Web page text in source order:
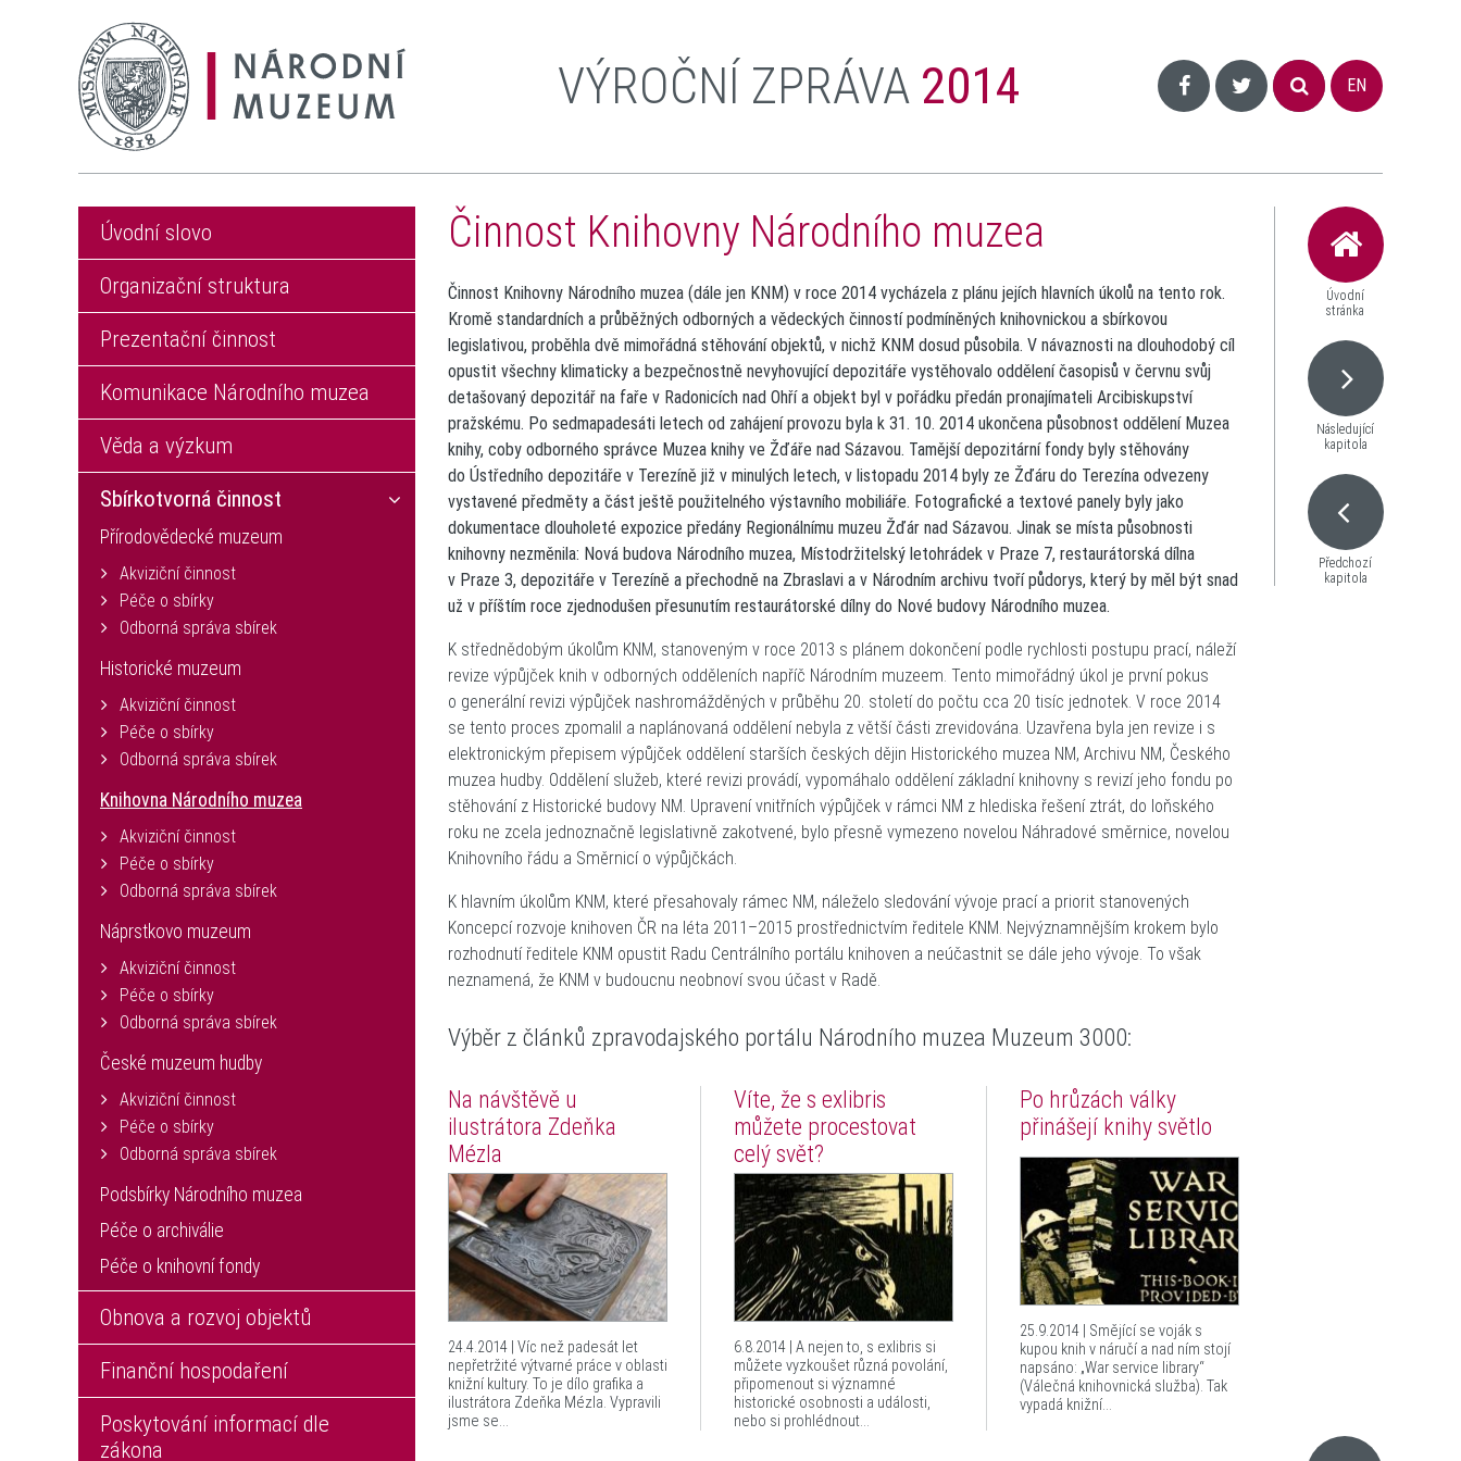
VÝROČNÍ ZPRÁVA 2014 EN
Činnost Knihovny Národního muzea
Činnost Knihovny Národního muzea (dále jen KNM) v roce 2014 vycházela z plánu jejích hlavních úkolů na tento rok.
Kromě standardních a průběžných odborných a vědeckých činností podmíněných knihovnickou a sbírkovou
legislativou, proběhla dvě mimořádná stěhování objektů, v nichž KNM dosud působila. V návaznosti na dlouhodobý cíl
opustit všechny klimaticky a bezpečnostně nevyhovující depozitáře vystěhovalo oddělení časopisů v červnu svůj
detašovaný depozitář na faře v Radonicích nad Ohří a objekt byl v pořádku předán pronajímateli Arcibiskupství
pražskému. Po sedmapadesáti letech od zahájení provozu byla k 31. 10. 2014 ukončena působnost oddělení Muzea
knihy, coby odborného správce Muzea knihy ve Žďáře nad Sázavou. Tamější depozitární fondy byly stěhovány
do Ústředního depozitáře v Terezíně již v minulých letech, v listopadu 2014 byly ze Žďáru do Terezína odvezeny
vystavené předměty a část ještě použitelného výstavního mobiliáře. Fotografické a textové panely byly jako
dokumentace dlouholeté expozice předány Regionálnímu muzeu Žďár nad Sázavou. Jinak se místa působnosti
knihovny nezměnila: Nová budova Národního muzea, Místodržitelský letohrádek v Praze 7, restaurátorská dílna
v Praze 3, depozitáře v Terezíně a přechodně na Zbraslavi a v Národním archivu tvoří půdorys, který by měl být snad
už v příštím roce zjednodušen přesunutím restaurátorské dílny do Nové budovy Národního muzea.
K střednědobým úkolům KNM, stanoveným v roce 2013 s plánem dokončení podle rychlosti postupu prací, náleží
revize výpůjček knih v odborných odděleních napříč Národním muzeem. Tento mimořádný úkol je první pokus
o generální revizi výpůjček nashromážděných v průběhu 20. století do počtu cca 20 tisíc jednotek. V roce 2014
se tento proces zpomalil a naplánovaná oddělení nebyla z větší části zrevidována. Uzavřena byla jen revize i s
elektronickým přepisem výpůjček oddělení starších českých dějin Historického muzea NM, Archivu NM, Českého
muzea hudby. Oddělení služeb, které revizi provádí, vypomáhalo oddělení základní knihovny s revizí jeho fondu po
stěhování z Historické budovy NM. Upravení vnitřních výpůjček v rámci NM z hlediska řešení ztrát, do loňského
roku ne zcela jednoznačně legislativně zakotvené, bylo přesně vymezeno novelou Náhradové směrnice, novelou
Knihovního řádu a Směrnicí o výpůjčkách.
K hlavním úkolům KNM, které přesahovaly rámec NM, náleželo sledování vývoje prací a priorit stanovených
Koncepcí rozvoje knihoven ČR na léta 2011–2015 prostřednictvím ředitele KNM. Nejvýznamnějším krokem bylo
rozhodnutí ředitele KNM opustit Radu Centrálního portálu knihoven a neúčastnit se dále jeho vývoje. To však
neznamená, že KNM v budoucnu neobnoví svou účast v Radě.
Výběr z článků zpravodajského portálu Národního muzea Muzeum 3000:
Na návštěvě u
ilustrátora Zdeňka
Mézla
24.4.2014 | Víc než padesát let
nepřetržité výtvarné práce v oblasti
knižní kultury. To je dílo grafika a
ilustrátora Zdeňka Mézla. Vypravili
jsme se...
Víte, že s exlibris
můžete procestovat
celý svět?
6.8.2014 | A nejen to, s exlibris si
můžete vyzkoušet různá povolání,
připomenout si významné
historické osobnosti a události,
nebo si prohlédnout...
Po hrůzách války
přinášejí knihy světlo
25.9.2014 | Smějící se voják s
kupou knih v náručí a nad ním stojí
napsáno: „War service library“
(Válečná knihovnická služba). Tak
vypadá knižní...
Úvodní
stránka
Následující
kapitola
Předchozí
kapitola
Úvodní slovo
Organizační struktura
Prezentační činnost
Komunikace Národního muzea
Věda a výzkum
Sbírkotvorná činnost
Přírodovědecké muzeum
Akviziční činnost
Péče o sbírky
Odborná správa sbírek
Historické muzeum
Akviziční činnost
Péče o sbírky
Odborná správa sbírek
Knihovna Národního muzea
Akviziční činnost
Péče o sbírky
Odborná správa sbírek
Náprstkovo muzeum
Akviziční činnost
Péče o sbírky
Odborná správa sbírek
České muzeum hudby
Akviziční činnost
Péče o sbírky
Odborná správa sbírek
Podsbírky Národního muzea
Péče o archiválie
Péče o knihovní fondy
Obnova a rozvoj objektů
Finanční hospodaření
Poskytování informací dle
zákona